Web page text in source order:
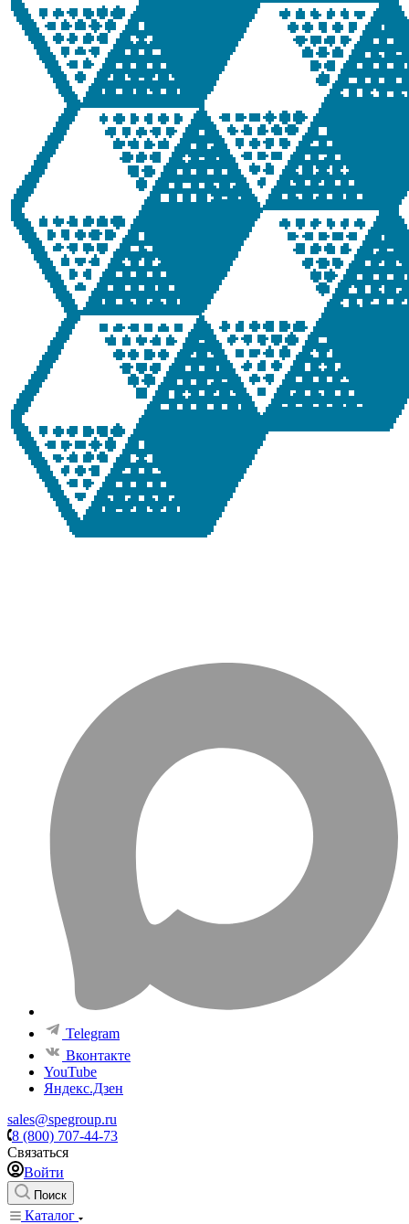
Telegram
Вконтакте
YouTube
Яндекс.Дзен
sales@spegroup.ru
8 (800) 707-44-73
Связаться
Войти
Поиск
Каталог